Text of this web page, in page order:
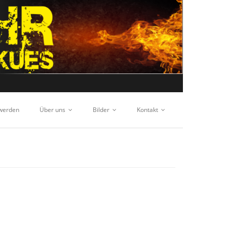
Über uns Bilder Kontakt